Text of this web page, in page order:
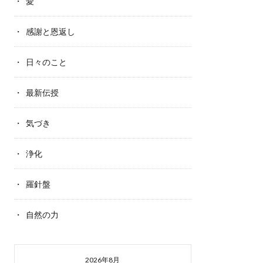
感謝と恩返し
日々のこと
最新伝授
気づき
浄化
羅針盤
自然の力
2026年8月